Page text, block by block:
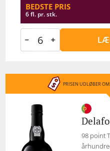
BEDSTE PRIS
6 fl. pr. stk.
PRISEN UDLØBER OM:
98 point